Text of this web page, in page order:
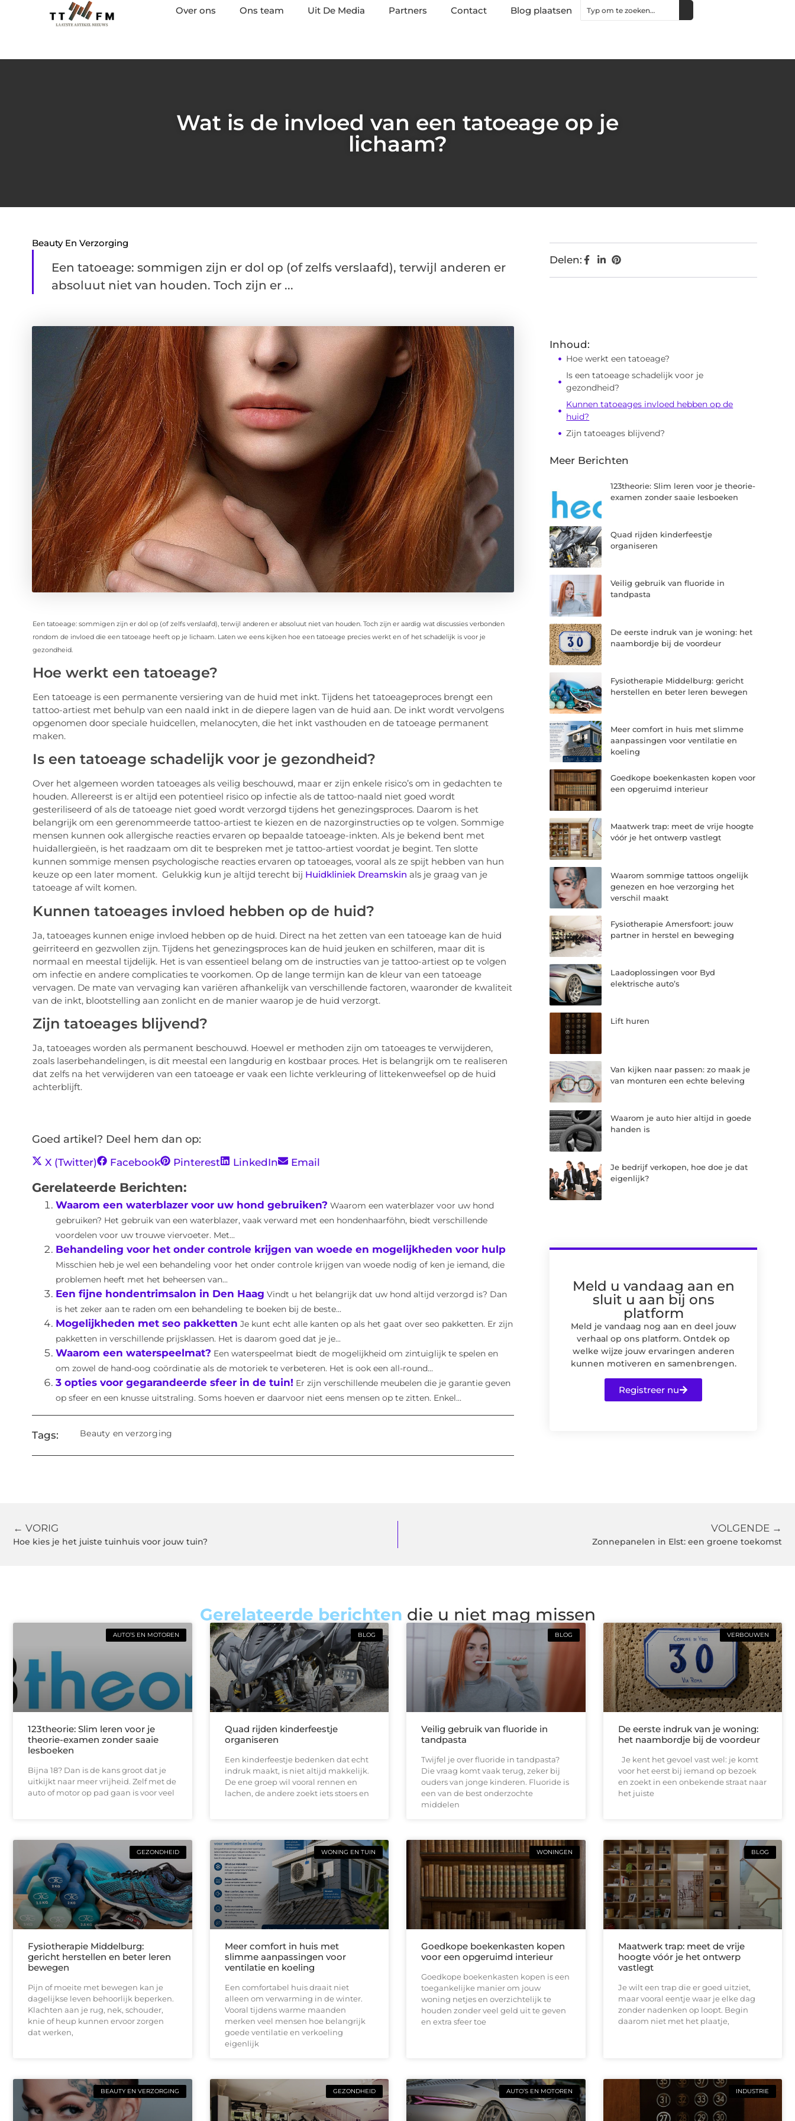
Over ons Ons team Uit De Media Partners Contact Blog plaatsen
Wat is de invloed van een tatoeage op je
lichaam?
Beauty En Verzorging
Een tatoeage: sommigen zijn er dol op (of zelfs verslaafd), terwijl anderen er
absoluut niet van houden. Toch zijn er ...
Een tatoeage: sommigen zijn er dol op (of zelfs verslaafd), terwijl anderen er absoluut niet van houden. Toch zijn er aardig wat discussies verbonden
rondom de invloed die een tatoeage heeft op je lichaam. Laten we eens kijken hoe een tatoeage precies werkt en of het schadelijk is voor je
gezondheid.
Hoe werkt een tatoeage?
Een tatoeage is een permanente versiering van de huid met inkt. Tijdens het tatoeageproces brengt een
tattoo-artiest met behulp van een naald inkt in de diepere lagen van de huid aan. De inkt wordt vervolgens
opgenomen door speciale huidcellen, melanocyten, die het inkt vasthouden en de tatoeage permanent
maken.
Is een tatoeage schadelijk voor je gezondheid?
Over het algemeen worden tatoeages als veilig beschouwd, maar er zijn enkele risico’s om in gedachten te
houden. Allereerst is er altijd een potentieel risico op infectie als de tattoo-naald niet goed wordt
gesteriliseerd of als de tatoeage niet goed wordt verzorgd tijdens het genezingsproces. Daarom is het
belangrijk om een gerenommeerde tattoo-artiest te kiezen en de nazorginstructies op te volgen. Sommige
mensen kunnen ook allergische reacties ervaren op bepaalde tatoeage-inkten. Als je bekend bent met
huidallergieën, is het raadzaam om dit te bespreken met je tattoo-artiest voordat je begint. Ten slotte
kunnen sommige mensen psychologische reacties ervaren op tatoeages, vooral als ze spijt hebben van hun
keuze op een later moment. Gelukkig kun je altijd terecht bij Huidkliniek Dreamskin als je graag van je
tatoeage af wilt komen.
Kunnen tatoeages invloed hebben op de huid?
Ja, tatoeages kunnen enige invloed hebben op de huid. Direct na het zetten van een tatoeage kan de huid
geïrriteerd en gezwollen zijn. Tijdens het genezingsproces kan de huid jeuken en schilferen, maar dit is
normaal en meestal tijdelijk. Het is van essentieel belang om de instructies van je tattoo-artiest op te volgen
om infectie en andere complicaties te voorkomen. Op de lange termijn kan de kleur van een tatoeage
vervagen. De mate van vervaging kan variëren afhankelijk van verschillende factoren, waaronder de kwaliteit
van de inkt, blootstelling aan zonlicht en de manier waarop je de huid verzorgt.
Zijn tatoeages blijvend?
Ja, tatoeages worden als permanent beschouwd. Hoewel er methoden zijn om tatoeages te verwijderen,
zoals laserbehandelingen, is dit meestal een langdurig en kostbaar proces. Het is belangrijk om te realiseren
dat zelfs na het verwijderen van een tatoeage er vaak een lichte verkleuring of littekenweefsel op de huid
achterblijft.
Goed artikel? Deel hem dan op:
X (Twitter) Facebook Pinterest LinkedIn Email
Gerelateerde Berichten:
Waarom een waterblazer voor uw hond gebruiken? Waarom een waterblazer voor uw hond
gebruiken? Het gebruik van een waterblazer, vaak verward met een hondenhaarföhn, biedt verschillende
voordelen voor uw trouwe viervoeter. Met...
Behandeling voor het onder controle krijgen van woede en mogelijkheden voor hulp
Misschien heb je wel een behandeling voor het onder controle krijgen van woede nodig of ken je iemand, die
problemen heeft met het beheersen van...
Een fijne hondentrimsalon in Den Haag Vindt u het belangrijk dat uw hond altijd verzorgd is? Dan
is het zeker aan te raden om een behandeling te boeken bij de beste...
Mogelijkheden met seo pakketten Je kunt echt alle kanten op als het gaat over seo pakketten. Er zijn
pakketten in verschillende prijsklassen. Het is daarom goed dat je je...
Waarom een waterspeelmat? Een waterspeelmat biedt de mogelijkheid om zintuiglijk te spelen en
om zowel de hand-oog coördinatie als de motoriek te verbeteren. Het is ook een all-round...
3 opties voor gegarandeerde sfeer in de tuin! Er zijn verschillende meubelen die je garantie geven
op sfeer en een knusse uitstraling. Soms hoeven er daarvoor niet eens mensen op te zitten. Enkel...
Tags: Beauty en verzorging
Delen:
Inhoud:
Hoe werkt een tatoeage?
Is een tatoeage schadelijk voor je
gezondheid?
Kunnen tatoeages invloed hebben op de
huid?
Zijn tatoeages blijvend?
Meer Berichten
123theorie: Slim leren voor je theorie-
examen zonder saaie lesboeken
Quad rijden kinderfeestje
organiseren
Veilig gebruik van fluoride in
tandpasta
De eerste indruk van je woning: het
naambordje bij de voordeur
Fysiotherapie Middelburg: gericht
herstellen en beter leren bewegen
Meer comfort in huis met slimme
aanpassingen voor ventilatie en
koeling
Goedkope boekenkasten kopen voor
een opgeruimd interieur
Maatwerk trap: meet de vrije hoogte
vóór je het ontwerp vastlegt
Waarom sommige tattoos ongelijk
genezen en hoe verzorging het
verschil maakt
Fysiotherapie Amersfoort: jouw
partner in herstel en beweging
Laadoplossingen voor Byd
elektrische auto’s
Lift huren
Van kijken naar passen: zo maak je
van monturen een echte beleving
Waarom je auto hier altijd in goede
handen is
Je bedrijf verkopen, hoe doe je dat
eigenlijk?
Meld u vandaag aan en
sluit u aan bij ons
platform
Meld je vandaag nog aan en deel jouw
verhaal op ons platform. Ontdek op
welke wijze jouw ervaringen anderen
kunnen motiveren en samenbrengen.
Registreer nu
← VORIG
Hoe kies je het juiste tuinhuis voor jouw tuin?
VOLGENDE →
Zonnepanelen in Elst: een groene toekomst
Gerelateerde berichten die u niet mag missen
AUTO’S EN MOTOREN
123theorie: Slim leren voor je
theorie-examen zonder saaie
lesboeken
Bijna 18? Dan is de kans groot dat je
uitkijkt naar meer vrijheid. Zelf met de
auto of motor op pad gaan is voor veel
BLOG
Quad rijden kinderfeestje
organiseren
Een kinderfeestje bedenken dat echt
indruk maakt, is niet altijd makkelijk.
De ene groep wil vooral rennen en
lachen, de andere zoekt iets stoers en
BLOG
Veilig gebruik van fluoride in
tandpasta
Twijfel je over fluoride in tandpasta?
Die vraag komt vaak terug, zeker bij
ouders van jonge kinderen. Fluoride is
een van de best onderzochte
middelen
VERBOUWEN
De eerste indruk van je woning:
het naambordje bij de voordeur
Je kent het gevoel vast wel: je komt
voor het eerst bij iemand op bezoek
en zoekt in een onbekende straat naar
het juiste
GEZONDHEID
Fysiotherapie Middelburg:
gericht herstellen en beter leren
bewegen
Pijn of moeite met bewegen kan je
dagelijkse leven behoorlijk beperken.
Klachten aan je rug, nek, schouder,
knie of heup kunnen ervoor zorgen
dat werken,
WONING EN TUIN
Meer comfort in huis met
slimme aanpassingen voor
ventilatie en koeling
Een comfortabel huis draait niet
alleen om verwarming in de winter.
Vooral tijdens warme maanden
merken veel mensen hoe belangrijk
goede ventilatie en verkoeling
eigenlijk
WONINGEN
Goedkope boekenkasten kopen
voor een opgeruimd interieur
Goedkope boekenkasten kopen is een
toegankelijke manier om jouw
woning netjes en overzichtelijk te
houden zonder veel geld uit te geven
en extra sfeer toe
BLOG
Maatwerk trap: meet de vrije
hoogte vóór je het ontwerp
vastlegt
Je wilt een trap die er goed uitziet,
maar vooral eentje waar je elke dag
zonder nadenken op loopt. Begin
daarom niet met het plaatje,
BEAUTY EN VERZORGING GEZONDHEID AUTO’S EN MOTOREN INDUSTRIE